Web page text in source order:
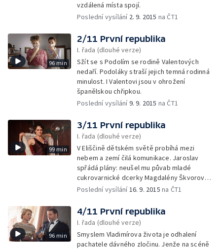
vzdálená místa spojí.
Poslední vysílání 2. 9. 2015 na ČT1
96 min
2/11 První republika
I. řada (dlouhé verze)
Sžít se s Podolím se rodině Valentových
nedaří. Podoláky straší jejich temná rodinná
minulost. I Valentovi jsou v ohrožení
španělskou chřipkou.
Poslední vysílání9. 9. 2015 na ČT1
99 min
3/11 První republika
I. řada (dlouhé verze)
V Eliščině dětském světě probíhá mezi
nebem a zemí čilá komunikace. Jaroslav
spřádá plány: neušel mu půvab mladé
cukrovarnické dcerky Magdalény Škvorové.
Ale láska je někdy utrpením.
Poslední vysílání16. 9. 2015 na ČT1
96 min
4/11 První republika
I. řada (dlouhé verze)
Smyslem Vladimírova života je odhalení
pachatele dávného zločinu. Jenže na scéně